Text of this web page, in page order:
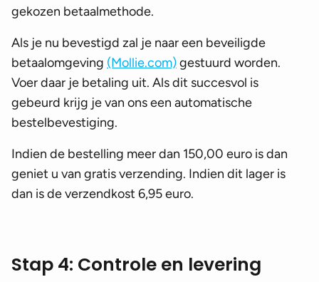
gekozen betaalmethode.
Als je nu bevestigd zal je naar een beveiligde
betaalomgeving (Mollie.com)gestuurd worden.
Voer daar je betaling uit. Als dit succesvol is
gebeurd krijg je van ons een automatische
bestelbevestiging.
Indien de bestelling meer dan 150,00 euro is dan
geniet u van gratis verzending. Indien dit lager is
dan is de verzendkost 6,95 euro.
Stap 4: Controle en levering